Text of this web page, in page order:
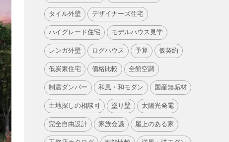
タイル外壁 デザイナーズ住宅
ハイグレード住宅 モデルハウス見学
レンガ外壁 ログハウス 予算 仮契約
低炭素住宅 価格比較 全館空調
制震ダンパー 和風・和モダン 国産無垢材
土地探しの相談可 塗り壁 太陽光発電
完全自由設計 家族会議 屋上のある家